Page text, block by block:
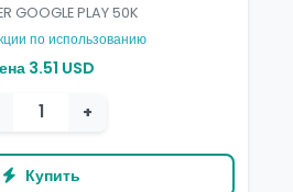
GOOGLE PLAY 50K
по использованию
3.51 USD
+
Купить